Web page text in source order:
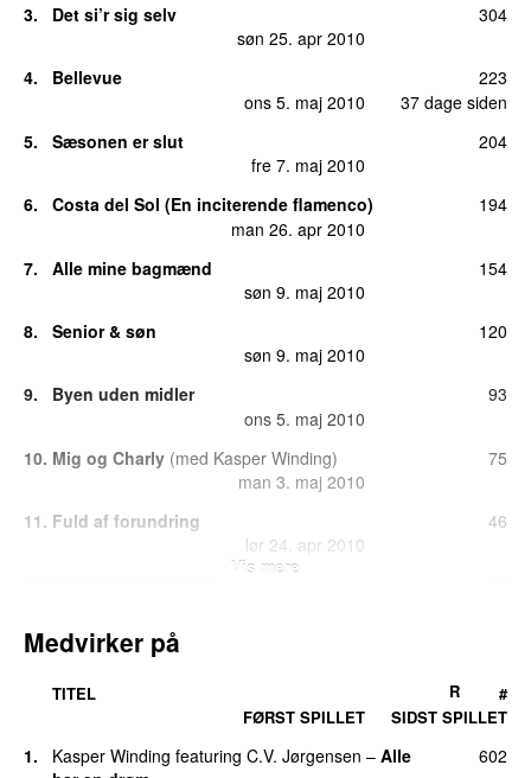
3.
Det si’r sig selv
søn 25. apr 2010
304
4.
Bellevue
ons 5. maj 2010
37 dage siden
223
5.
Sæsonen er slut
fre 7. maj 2010
204
6.
Costa del Sol (En inciterende flamenco)
man 26. apr 2010
194
7.
Alle mine bagmænd
søn 9. maj 2010
154
8.
Senior & søn
søn 9. maj 2010
120
9.
Byen uden midler
ons 5. maj 2010
93
10. Mig og Charly (med Kasper Winding)
man 3. maj 2010
75
11. Fuld af forundring
lør 24. apr 2010
46
13. Morgendagens stjerner
34
Vis mere
Medvirker på
TITEL
FØRST SPILLET
SIDST SPILLET
R #
1. Kasper Winding featuring C.V. Jørgensen – Alle
602